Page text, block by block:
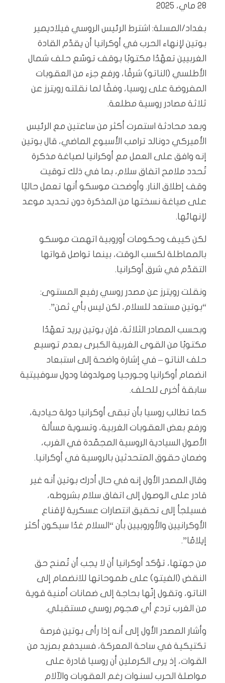
28 ماي، 2025
بغداد/المسلة: اشترط الرئيس الروسي فيلاديمير
بوتين لإنهاء الحرب في أوكرانيا أن يقدّم القادة
الغربيين تعهّدًا مكتوبًا بوقف توسّع حلف شمال
الأطلسي (الناتو) شرقًا، ورفع جزء من العقوبات
المفروضة على روسيا، وفقًا لما نقلته رويترز عن
ثلاثة مصادر روسية مطلعة.
وبعد محادثة استمرت أكثر من ساعتين مع الرئيس
الأميركي دونالد ترامب الأسبوع الماضي، قال بوتين
إنه وافق على العمل مع أوكرانيا لصياغة مذكرة
تُحدد ملامح اتفاق سلام، بما في ذلك توقيت
وقف إطلاق النار. وأوضحت موسكو أنها تعمل حاليًا
على صياغة نسختها من المذكرة دون تحديد موعد
لإنهائها.
لكن كييف وحكومات أوروبية اتهمت موسكو
بالمماطلة لكسب الوقت، بينما تواصل قواتها
التقدّم في شرق أوكرانيا.
ونقلت رويترز عن مصدر روسي رفيع المستوى:
“بوتين مستعد للسلام، لكن ليس بأي ثمن”.
وبحسب المصادر الثلاثة، فإن بوتين يريد تعهّدًا
مكتوبًا من القوى الغربية الكبرى بعدم توسيع
حلف الناتو – في إشارة واضحة إلى استبعاد
انضمام أوكرانيا وجورجيا ومولدوفا ودول سوفييتية
سابقة أخرى للحلف.
كما تطالب روسيا بأن تبقى أوكرانيا دولة حيادية،
ورفع بعض العقوبات الغربية، وتسوية مسألة
الأصول السيادية الروسية المجمّدة في الغرب،
وضمان حقوق المتحدثين بالروسية في أوكرانيا.
وقال المصدر الأول إنه في حال أدرك بوتين أنه غير
قادر على الوصول إلى اتفاق سلام بشروطه،
فسيلجأ إلى تحقيق انتصارات عسكرية لإقناع
الأوكرانيين والأوروبيين بأن “السلام غدًا سيكون أكثر
إيلامًا”.
من جهتها، تؤكد أوكرانيا أن لا يجب أن تُمنح حق
النقض (الفيتو) على طموحاتها للانضمام إلى
الناتو، وتقول إنّها بحاجة إلى ضمانات أمنية قوية
من الغرب تردع أي هجوم روسي مستقبلي.
وأشار المصدر الأول إلى أنه إذا رأى بوتين فرصة
تكتيكية في ساحة المعركة، فسيدفع بمزيد من
القوات، إذ يرى الكرملين أن روسيا قادرة على
مواصلة الحرب لسنوات رغم العقوبات والآلام